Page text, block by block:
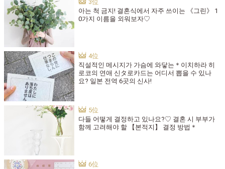
아는 척 금지! 결혼식에서 자주 쓰이는 《그린》 1
0가지 이름을 외워보자♡
직설적인 메시지가 가슴에 와닿는＊이치하라 히
로코의 연애 신タ로카드는 어디서 뽑을 수 있나
요? 일본 전역 6곳의 신사!
다들 어떻게 결정하고 있나요?♡ 결혼 시 부부가
함께 고려해야 할 【본적지】 결정 방법＊